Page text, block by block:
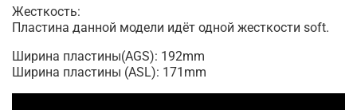
Жесткость:
Пластина данной модели идёт одной жесткости soft.
Ширина пластины(AGS): 192mm
Ширина пластины (ASL): 171mm